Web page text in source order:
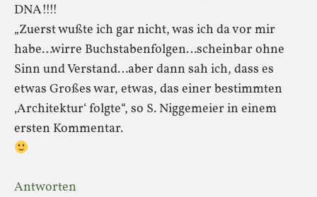
DNA!!!!
„Zuerst wußte ich gar nicht, was ich da vor mir
habe…wirre Buchstabenfolgen…scheinbar ohne
Sinn und Verstand…aber dann sah ich, dass es
etwas Großes war, etwas, das einer bestimmten
‚Architektur‘ folgte“, so S. Niggemeier in einem
ersten Kommentar.
Antworten